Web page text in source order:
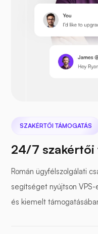
Tengeri
SZAKÉRTŐI TÁMOGATÁS
24/7 szakértői
Román ügyfélszolgálati
segítséget nyújtson
és kiemelt